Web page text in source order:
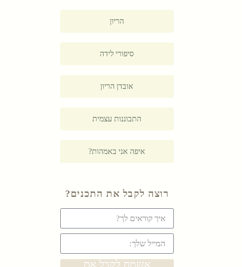
הריון
סיפורי לידה
אובדן הריון
התבוננות עצמית
איפה אני באמהות?
רוצה לקבל את התכנים?
אשמח לקבל את